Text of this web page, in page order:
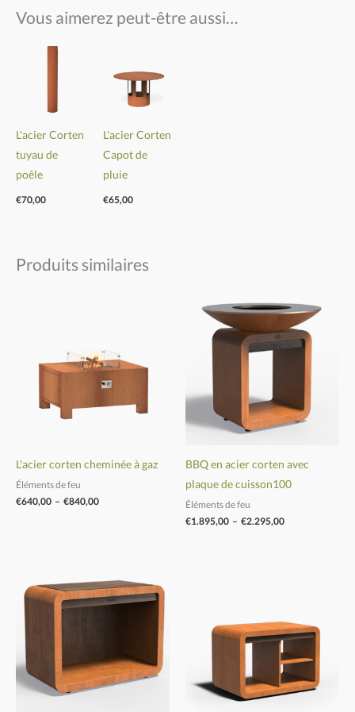
Vous aimerez peut-être aussi…
L'acier Corten
tuyau de
poêle
€70,00
L'acier Corten
Capot de
pluie
€65,00
Produits similaires
L'acier corten cheminée à gaz
Éléments de feu
€640,00 – €840,00
€840,00
BBQ en acier corten avec
plaque de cuisson100
Éléments de feu
€1.895,00 – €2.295,00
de
prix :
€1.895,00
à
de
prix :
€1.190,00
€2.790,00